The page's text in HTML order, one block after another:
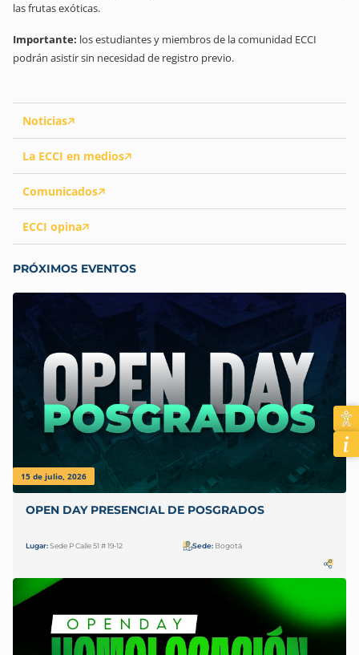
Noticias
La ECCI en medios
Comunicados
ECCI opina
PRÓXIMOS EVENTOS
15 de julio, 2026
OPEN DAY PRESENCIAL DE POSGRADOS
Lugar:Sede P Calle 51 # 19-12 Sede:Bogotá
las frutas exóticas.
Importante: los estudiantes y miembros de la comunidad ECCI
podrán asistir sin necesidad de registro previo.